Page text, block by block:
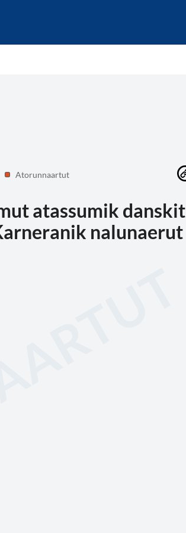
Atorunnaartut
atassumik danskit
nalunaerut